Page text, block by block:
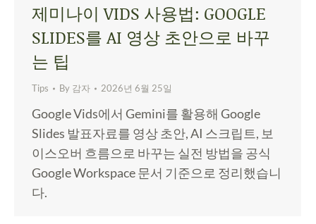
제미나이 VIDS 사용법: GOOGLE
SLIDES를 AI 영상 초안으로 바꾸
는 팁
Tips By 감자 2026년 6월 25일
Google Vids에서 Gemini를 활용해 Google
Slides 발표자료를 영상 초안, AI 스크립트, 보
이스오버 흐름으로 바꾸는 실전 방법을 공식
Google Workspace 문서 기준으로 정리했습니
다.